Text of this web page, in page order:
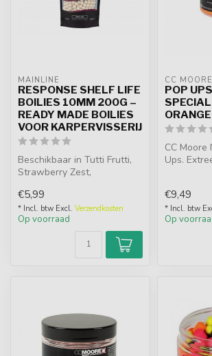
MAINLINE
RESPONSE SHELF LIFE
BOILIES 10MM 200G –
READY MADE BOILIES
VOOR KARPERVISSERIJ
Beschikbaar in Tutti Frutti,
Strawberry Zest,
Fake en Pin...
€5,99
* Incl. btw Excl. Verzendkosten
Op voorraad
CC MOORE
POP
ORANGE
CC Moore
Ups.
€9,49
* Incl. btw
Op